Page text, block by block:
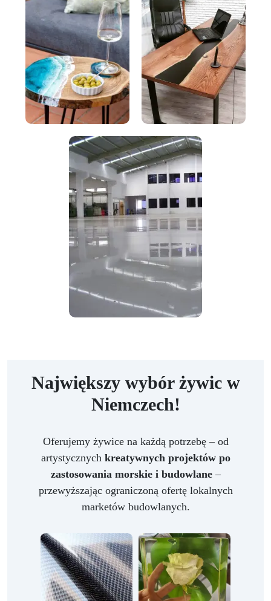
Największy wybór żywic w
Niemczech!
Oferujemy żywice na każdą potrzebę – od
artystycznych kreatywnych projektów po
zastosowania morskie i budowlane–
przewyższając ograniczoną ofertę lokalnych
marketów budowlanych.